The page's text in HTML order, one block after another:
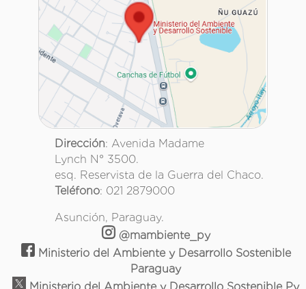
Dirección: Avenida Madame
Lynch N° 3500.
esq. Reservista de la Guerra del Chaco.
Teléfono: 021 2879000
Asunción, Paraguay.
@mambiente_py
Ministerio del Ambiente y Desarrollo Sostenible
Paraguay